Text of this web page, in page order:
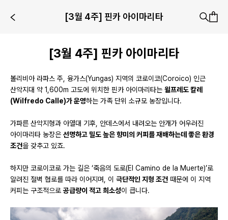
[3월 4주] 핀카 아이마리타
[3월 4주] 핀카 아이마리타
볼리비아 라파스 주, 융가스(Yungas) 지역의 코로이코(Coroico) 인근
산악지대 약 1,600m 고도에 위치한 핀카 아이마리타는 윌프레도 칼레
(Wilfredo Calle)가 운영하는 가족 단위 소규모 농장입니다.
가파른 산악지형과 아열대 기후, 안데스에서 내려오는 안개가 어우러진
아이마리타 농장은 선명하고 밀도 높은 향미의 커피를 재배하는데 좋은 환경
조건을 갖추고 있죠.
하지만 코로이코로 가는 길은 ‘죽음의 도로(El Camino de la Muerte)’로
알려진 절벽 협로를 따라 이어지며, 이 극단적인 지형 조건 때문에 이 지역
커피는 구조적으로 공급량이 적고 희소성이 큽니다.